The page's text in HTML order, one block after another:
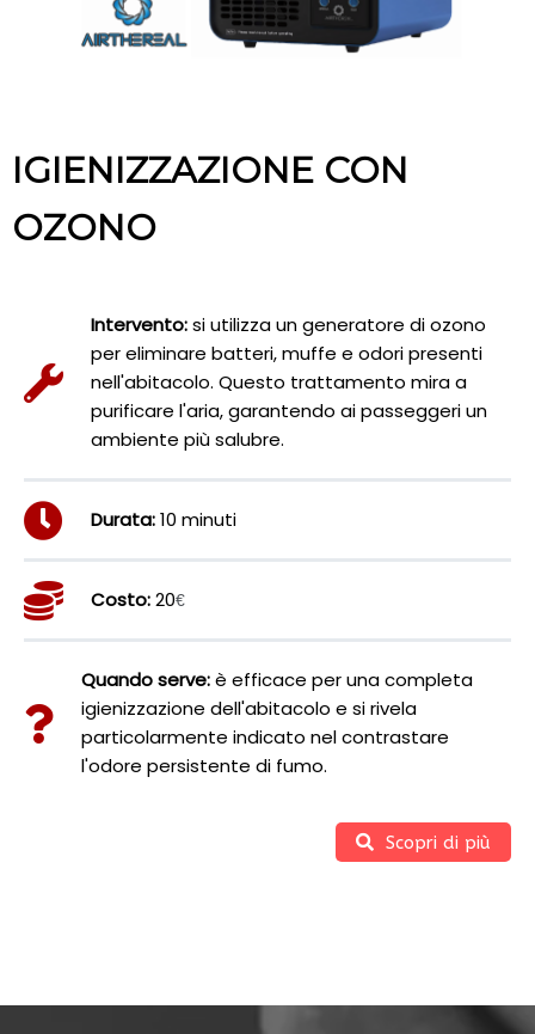
IGIENIZZAZIONE CON
OZONO
Intervento:si utilizza un generatore di ozono
per eliminare batteri, muffe e odori presenti
nell'abitacolo. Questo trattamento mira a
purificare l'aria, garantendo ai passeggeri un
ambiente più salubre.
Durata:10 minuti
Costo:20€
Quando serve:è efficace per una completa
igienizzazione dell'abitacolo e si rivela
particolarmente indicato nel contrastare
l'odore persistente di fumo.
Scopri di più